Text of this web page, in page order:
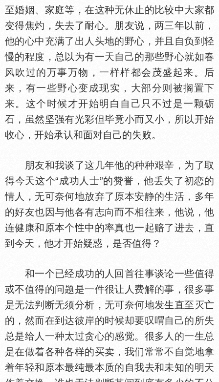
至婚姻、家庭等，在这种无休止的比较中大家都
变得焦灼，失去了耐心。朋友说，两三年以前，
他的心中充满了出人头地的野心，并且自负到轻
慢的程度，总以为有一天自己的那些野心就如春
风吹过的万事万物，一样样都会茂盛起来。后
来，有一些野心变成现实，大部分则被搁置下
来。这个时候才开始明白自己只不过是一颗砺
石，虽然坚强有光彩但毕竟小而又小，所以开始
收心，开始承认和面对自己的失败。
朋友和我谈了这几年他的种种艰辛，为了取
得今天这个“成功人士”的赞誉，他丢失了初恋的
情人，无可奈何地放弃了原本安静的生活，多年
的好友也因与他各有志向而不相往来，他说，他
连健康和原本个
中的率真也一起赔了进去，直
到今天，他才开始疑惑，是否值得？
和一个已经成功的人回首往事谈论一些值得
或不值得的问题是一件很让人费解的事，很多事
是无法判断无须分析，无可奈何地发生直至灭亡
的，然而在到达彼岸的时候却要叹喟自己的所失
总是给人一种太过贪心的感觉。很多人的一生总
是在做着各种各样的买卖，我们常常不自觉地拿
着年轻和原本最纯最本质的自我去和未知的明天